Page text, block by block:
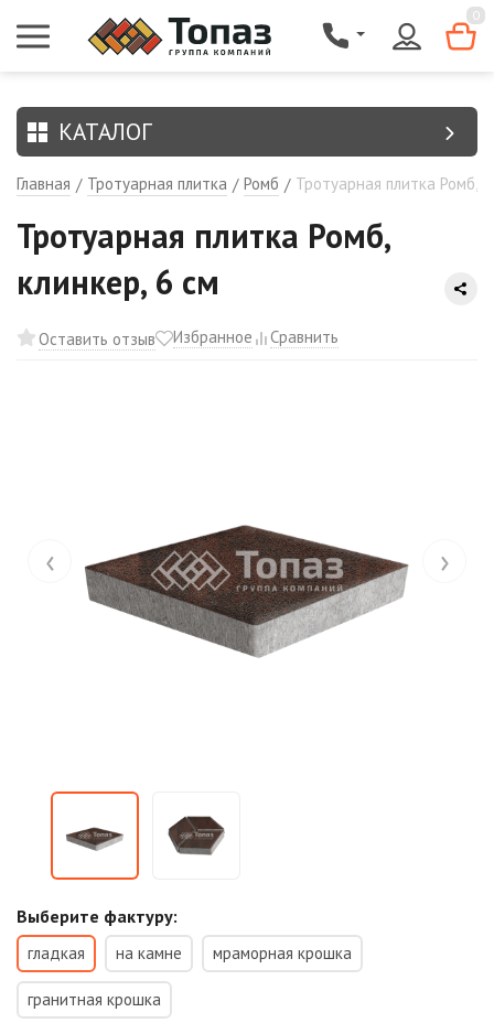
0
КАТАЛОГ
Главная / Тротуарная плитка / Ромб / Тротуарная плитка Ромб,
Тротуарная плитка Ромб,
клинкер, 6 см
Оставить отзыв Избранное Сравнить
‹ ›
Выберите фактуру:
гладкая на камне мраморная крошка
гранитная крошка